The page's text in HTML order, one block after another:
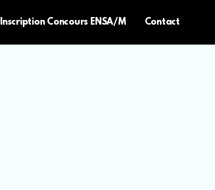
Inscription Concours ENSA/M Contact